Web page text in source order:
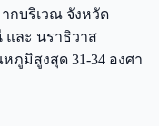
กบริเวณ จังหวัด
และ นราธิวาส
ภูมิสูงสุด 31-34 องศา